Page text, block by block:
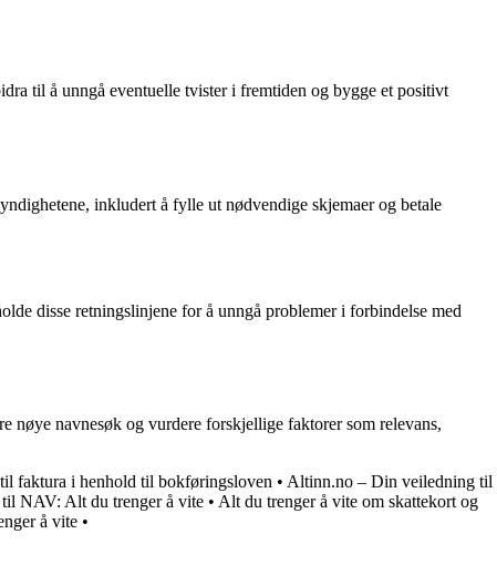
til å unngå eventuelle tvister i fremtiden og bygge et positivt
inkludert å fylle ut nødvendige skjemaer og betale
disse retningslinjene for å unngå problemer i forbindelse med
nøye navnesøk og vurdere forskjellige faktorer som relevans,
faktura i henhold til bokføringsloven • Altinn.no – Din veiledning til
NAV: Alt du trenger å vite • Alt du trenger å vite om skattekort og
å vite •